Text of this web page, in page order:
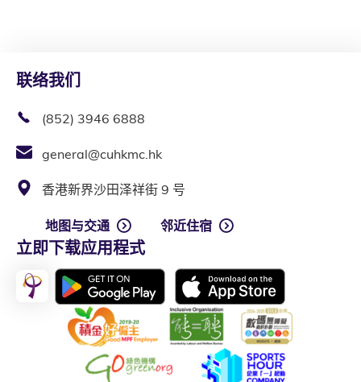
联络我们
(852) 3946 6888
general@cuhkmc.hk
香港新界沙田泽祥街 9 号
地图与交通 邻近住宿
立即下载应用程式